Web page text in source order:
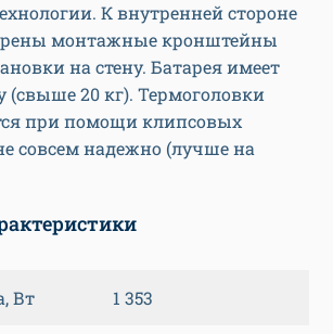
К внутренней стороне
монтажные кронштейны
на стену. Батарея имеет
(свыше 20 кг). Термоголовки
при помощи клипсовых
совсем надежно (лучше на
Вт 1 353